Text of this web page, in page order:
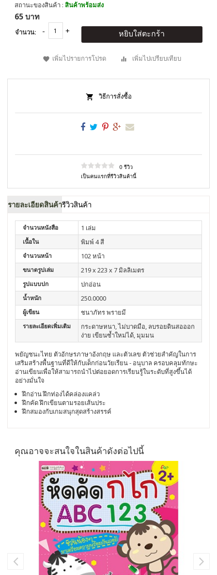
สถานะของสินค้า : สินค้าพร้อมส่ง
65 บาท
จำนวน: หยิบใส่ตะกร้า
เพิ่มไปรายการโปรด เพิ่มไปเปรียบเทียบ
วิธีการสั่งซื้อ
0 รีวิว
เป็นคนแรกที่รีวิวสินค้านี้
รายละเอียดสินค้ารีวิวสินค้า
จำนวนหนังสือ 1 เล่ม
เนื้อใน พิมพ์ 4 สี
จำนวนหน้า 102 หน้า
ขนาดรูปเล่ม 219 x 223 x 7 มิลลิเมตร
รูปแบบปก ปกอ่อน
น้ำหนัก 250.0000
ผู้เขียน ชนาภัทร พรายมี
รายละเอียดเพิ่มเติม
กระดาษหนา, ไม่บาดมือ, ลบรอยดินสอออก
ง่าย เขียนซ้ำใหม่ได้, มุมมน
พยัญชนะไทย ตัวอักษรภาษาอังกฤษ และตัวเลข ตัวช่วยสำคัญในการ
เสริมสร้างพื้นฐานที่ดีให้กับเด็กก่อนวัยเรียน - อนุบาล ครอบคลุมทักษะ
อ่านเขียนเพื่อให้สามารถนำไปต่อยอดการเรียนรู้ในระดับที่สูงขึ้นได้
อย่างมั่นใจ
ฝึกอ่าน ฝึกท่องได้คล่องแคล่ว
ฝึกคัด ฝึกเขียนตามรอยเส้นประ
ฝึกสมองกับเกมสนุกสุดสร้างสรรค์
คุณอาจจะสนใจในสินค้าดังต่อไปนี้